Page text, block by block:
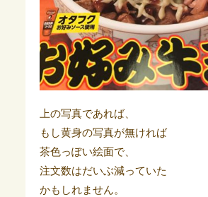
上の写真であれば、
もし黄身の写真が無ければ
茶色っぽい絵面で、
注文数はだいぶ減っていた
かもしれません。